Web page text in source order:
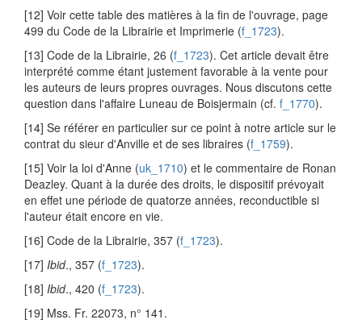
[12] Voir cette table des matières à la fin de l'ouvrage, page
499 du Code de la Librairie et Imprimerie (f_1723).
[13] Code de la Librairie, 26 (f_1723). Cet article devait être
interprété comme étant justement favorable à la vente pour
les auteurs de leurs propres ouvrages. Nous discutons cette
question dans l'affaire Luneau de Boisjermain (cf. f_1770).
[14] Se référer en particulier sur ce point à notre article sur le
contrat du sieur d'Anville et de ses libraires (f_1759).
[15] Voir la loi d'Anne (uk_1710) et le commentaire de Ronan
Deazley. Quant à la durée des droits, le dispositif prévoyait
en effet une période de quatorze années, reconductible si
l'auteur était encore en vie.
[16] Code de la Librairie, 357 (f_1723).
[17] Ibid., 357 (f_1723).
[18] Ibid., 420 (f_1723).
[19] Mss. Fr. 22073, n° 141.